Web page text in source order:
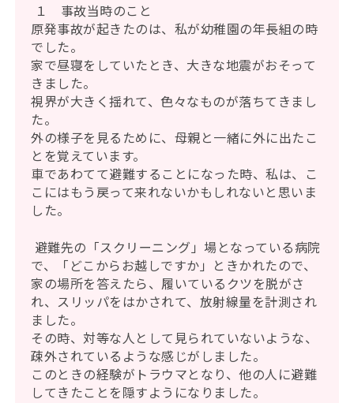
１ 事故当時のこと
原発事故が起きたのは、私が幼稚園の年長組の時
でした。
家で昼寝をしていたとき、大きな地震がおそって
きました。
視界が大きく揺れて、色々なものが落ちてきまし
た。
外の様子を見るために、母親と一緒に外に出たこ
とを覚えています。
車であわてて避難することになった時、私は、こ
こにはもう戻って来れないかもしれないと思いま
した。
避難先の「スクリーニング」場となっている病院
で、「どこからお越しですか」ときかれたので、
家の場所を答えたら、履いているクツを脱がさ
れ、スリッパをはかされて、放射線量を計測され
ました。
その時、対等な人として見られていないような、
疎外されているような感じがしました。
このときの経験がトラウマとなり、他の人に避難
してきたことを隠すようになりました。